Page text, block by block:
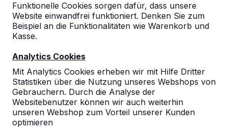
Funktionelle Cookies sorgen dafür, dass unsere
Website einwandfrei funktioniert. Denken Sie zum
Beispiel an die Funktionalitäten wie Warenkorb und
Kasse.
Analytics Cookies
Mit Analytics Cookies erheben wir mit Hilfe Dritter
Statistiken über die Nutzung unseres Webshops von
Gebrauchern. Durch die Analyse der
Websitebenutzer können wir auch weiterhin
unseren Webshop zum Vorteil unserer Kunden
optimieren
10
der Bestellung bis zur Auslieferung !!!!
Sportpark Linter, Hubert Fluck
20-06-2024